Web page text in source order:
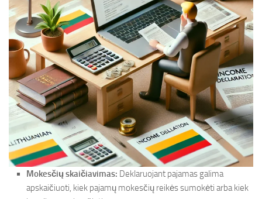
Mokesčių skaičiavimas: Deklaruojant pajamas galima
apskaičiuoti, kiek pajamų mokesčių reikės sumokėti arba kiek